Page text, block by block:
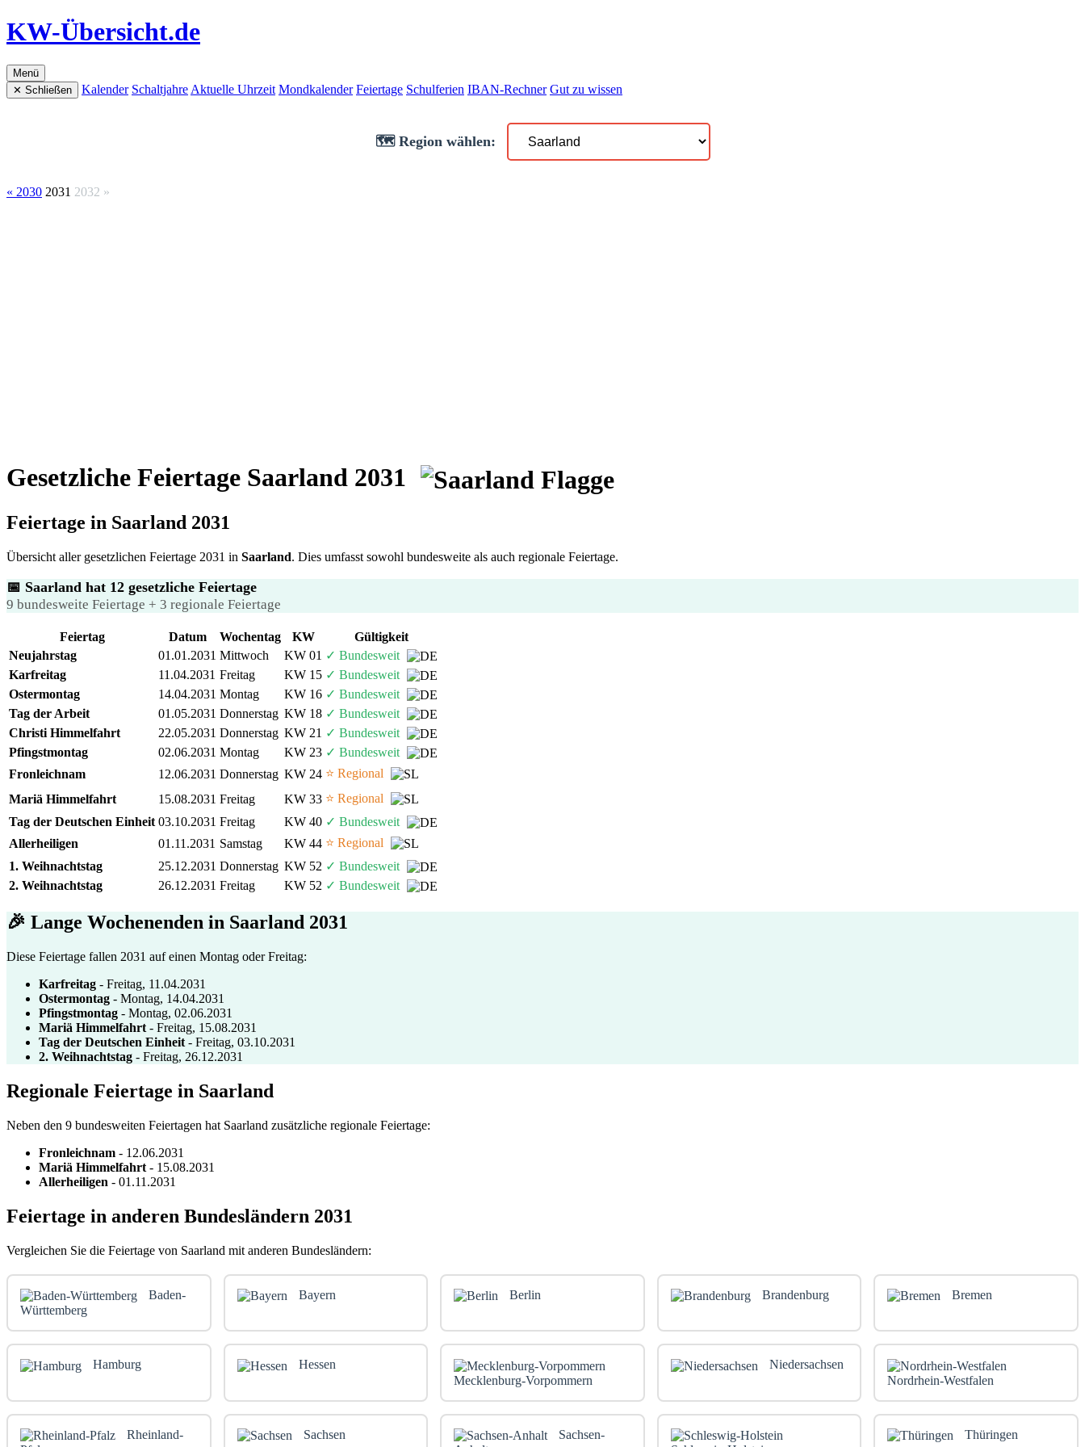
KW-Übersicht.de
Menü
✕ Schließen
Kalender Schaltjahre Aktuelle Uhrzeit Mondkalender Feiertage Schulferien IBAN-Rechner Gut zu wissen
🗺️ Region wählen:
« 2030 2031 2032 »
Gesetzliche Feiertage Saarland 2031
Feiertage in Saarland 2031
Übersicht aller gesetzlichen Feiertage 2031 in Saarland. Dies umfasst sowohl bundesweite als auch regionale Feiertage.
📅 Saarland hat 12 gesetzliche Feiertage
9 bundesweite Feiertage + 3 regionale Feiertage
Feiertag Datum Wochentag KW
Gültigkeit
Neujahrstag
01.01.2031 Mittwoch KW 01 ✓ Bundesweit
Karfreitag
11.04.2031 Freitag KW 15 ✓ Bundesweit
Ostermontag
14.04.2031 Montag KW 16 ✓ Bundesweit
Tag der Arbeit
01.05.2031 Donnerstag KW 18 ✓ Bundesweit
Christi Himmelfahrt
22.05.2031 Donnerstag KW 21 ✓ Bundesweit
Pfingstmontag
02.06.2031 Montag KW 23 ✓ Bundesweit
Fronleichnam
12.06.2031 Donnerstag KW 24 ⭐ Regional
Mariä Himmelfahrt
15.08.2031 Freitag KW 33 ⭐ Regional
Tag der Deutschen Einheit 03.10.2031 Freitag KW 40 ✓ Bundesweit
Allerheiligen
01.11.2031 Samstag KW 44 ⭐ Regional
1. Weihnachtstag
25.12.2031 Donnerstag KW 52 ✓ Bundesweit
2. Weihnachtstag
26.12.2031 Freitag KW 52 ✓ Bundesweit
🎉 Lange Wochenenden in Saarland 2031
Diese Feiertage fallen 2031 auf einen Montag oder Freitag:
Karfreitag - Freitag, 11.04.2031
Ostermontag - Montag, 14.04.2031
Pfingstmontag - Montag, 02.06.2031
Mariä Himmelfahrt - Freitag, 15.08.2031
Tag der Deutschen Einheit - Freitag, 03.10.2031
2. Weihnachtstag - Freitag, 26.12.2031
Regionale Feiertage in Saarland
Neben den 9 bundesweiten Feiertagen hat Saarland zusätzliche regionale Feiertage:
Fronleichnam - 12.06.2031
Mariä Himmelfahrt - 15.08.2031
Allerheiligen - 01.11.2031
Feiertage in anderen Bundesländern 2031
Vergleichen Sie die Feiertage von Saarland mit anderen Bundesländern:
Baden-
Württemberg
Bayern Berlin Brandenburg Bremen
Hamburg
Hessen
Mecklenburg-Vorpommern
Niedersachsen
Nordrhein-Westfalen
Rheinland-
Sachsen
Sachsen-
Thüringen